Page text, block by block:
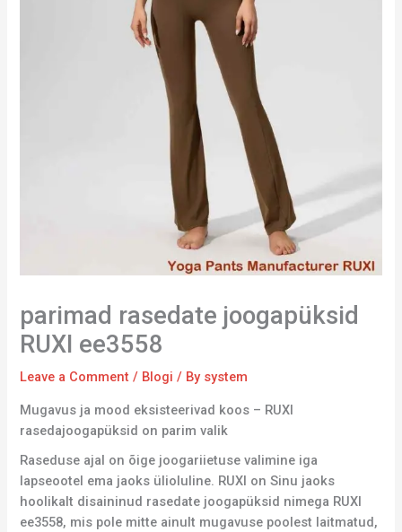
parimad rasedate joogapüksid
RUXI ee3558
Leave a Comment / Blogi / By system
Mugavus ja mood eksisteerivad koos – RUXI
rasedajoogapüksid on parim valik
Raseduse ajal on õige joogariietuse valimine iga
lapseootel ema jaoks ülioluline. RUXI on Sinu jaoks
hoolikalt disaininud rasedate joogapüksid nimega RUXI
ee3558, mis pole mitte ainult mugavuse poolest laitmatud,